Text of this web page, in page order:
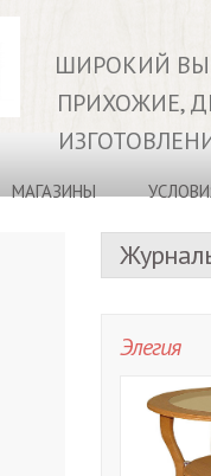
ШИРОКИЙ
ПРИХОЖИЕ,
МАГАЗИНЫ
Элегия